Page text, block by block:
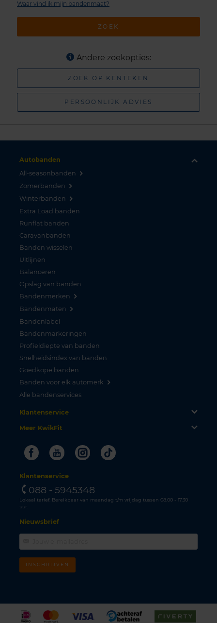
ZOEK
Waar vind ik mijn bandenmaat?
Andere zoekopties:
ZOEK OP KENTEKEN
PERSOONLIJK ADVIES
Autobanden
All-seasonbanden
Zomerbanden
Winterbanden
Extra Load banden
Runflat banden
Caravanbanden
Banden wisselen
Uitlijnen
Balanceren
Opslag van banden
Bandenmerken
Bandenmaten
Bandenlabel
Bandenmarkeringen
Profieldiepte van banden
Snelheidsindex van banden
Goedkope banden
Banden voor elk automerk
Alle bandenservices
Klantenservice
Meer KwikFit
FacebookYoutubeInstagram
Tiktok
Klantenservice
088 - 5945348
Lokaal tarief. Bereikbaar van maandag t/m vrijdag tussen 08.00 - 17.30
uur.
Nieuwsbrief
INSCHRIJVEN